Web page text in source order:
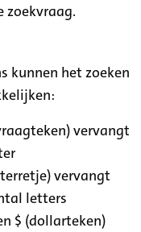
zoekvraag.
kunnen het zoeken
vervangt
vervangt
letters
$ (dollarteken)